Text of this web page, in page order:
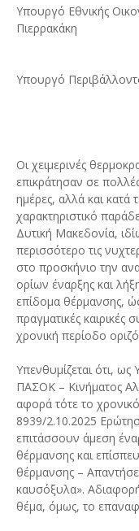
Υπουργό Εθνικής
Πιερρακάκη
Υπουργό
Οι χειμερινές
επικράτησαν σε
ημέρες, αλλά και κατά
χαρακτηριστικό
Δυτική Μακεδονία,
περισσότερο τις
στο προσκήνιο την
ορίων έναρξης και
επίδομα θέρμανσης,
πραγματικές καιρικές
χρονική περίοδο
Υπενθυμίζεται ότι,
ΠΑΣΟΚ – Κινήματος
αφορά τότε το
8939/2.10.2025
επιτάσσουν άμεση
θέρμανσης και
θέρμανσης –
καυσόξυλα».
θέμα, όμως, το